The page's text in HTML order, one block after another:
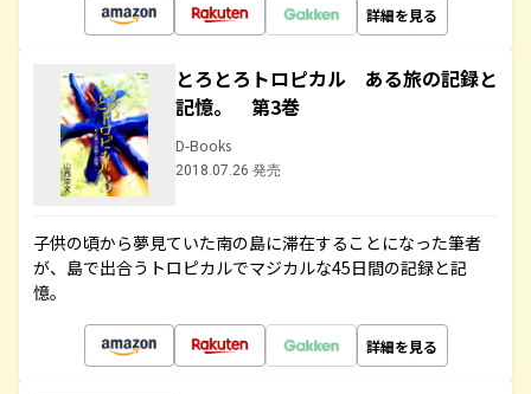
詳細を見る
とろとろトロピカル ある旅の記録と
記憶。 第3巻
D-Books
2018.07.26 発売
子供の頃から夢見ていた南の島に滞在することになった筆者
が、島で出合うトロピカルでマジカルな45日間の記録と記
憶。
詳細を見る